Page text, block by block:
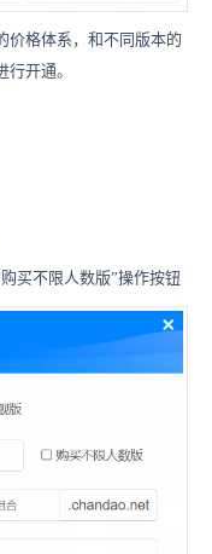
价格体系，和不同版本的
开通。
买不限人数版”操作按钮